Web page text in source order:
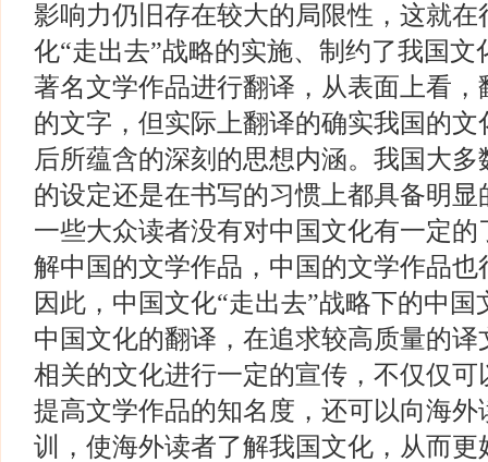
影响力仍旧存在较大的局限性，这就
化“走出去”战略的实施、制约了我国
著名文学作品进行翻译，从表面上看
的文字，但实际上翻译的确实我国的
后所蕴含的深刻的思想内涵。我国大
的设定还是在书写的习惯上都具备明
一些大众读者没有对中国文化有一定
解中国的文学作品，中国的文学作品
因此，中国文化“走出去”战略下的中
中国文化的翻译，在追求较高质量的
相关的文化进行一定的宣传，不仅仅
提高文学作品的知名度，还可以向海
训，使海外读者了解我国文化，从而